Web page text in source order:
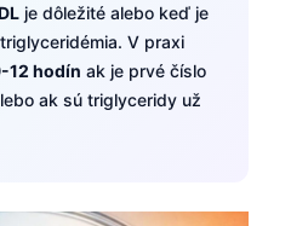
je dôležité alebo keď je
V praxi
12 hodín ak je prvé číslo
ak sú triglyceridy už